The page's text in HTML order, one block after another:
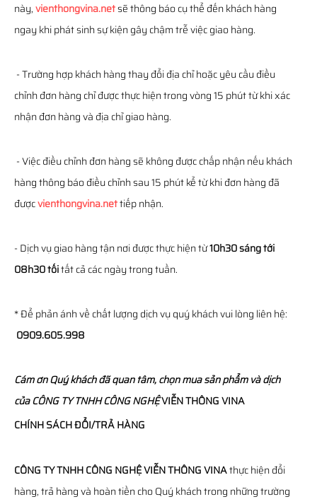
này,vienthongvina.netsẽ thông báo cụ thể đến khách hàng
ngay khi phát sinh sự kiện gây chậm trễ việc giao hàng.
- Trường hợp khách hàng thay đổi địa chỉ hoặc yêu cầu điều
chỉnh đơn hàng chỉ được thực hiện trong vòng 15 phút từ khi xác
nhận đơn hàng và địa chỉ giao hàng.
- Việc điều chỉnh đơn hàng sẽ không được chấp nhận nếu khách
hàng thông báo điều chỉnh sau 15 phút kể từ khi đơn hàng đã
đượcvienthongvina.nettiếp nhận.
- Dịch vụ giao hàng tận nơi được thực hiện từ10h30 sáng tới
08h30 tốitất cả các ngày trong tuần.
* Để phản ánh về chất lượng dịch vụ quý khách vui lòng liên hệ:
0909.605.998
Cám ơn Quý khách đã quan tâm, chọn mua sản phẩm và dịch
củaCÔNG TY TNHH CÔNG NGHỆVIỄN THÔNGVINA
CHÍNH SÁCH ĐỔI/TRẢ HÀNG
CÔNG TY TNHH CÔNG NGHỆ VIỄN THÔNG VINAthực hiện đổi
hàng, trả hàng và hoàn tiền cho Quý khách trong những trường